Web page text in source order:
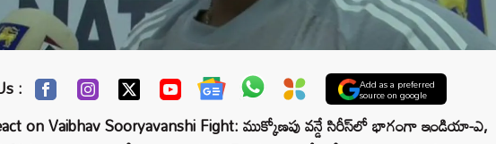
: Add as a preferred
source on google
on Vaibhav Sooryavanshi Fight: ముక్కోణపు వన్డే సిరీస్‌లో భాగంగా ఇండియా-ఎ,